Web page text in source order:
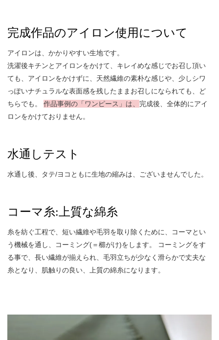
完成作品のアイロン使用について
アイロンは、かかりやすい生地です。
洗濯後キチンとアイロンをかけて、キレイめな感じでお召し頂い
ても、アイロンをかけずに、天然繊維の素朴な感じや、少しシワ
っぽいナチュラルな表面感を残したままお召しになられても、ど
ちらでも。 作品事例の「ワンピース」は、 完成後、全体的にアイ
ロンをかけておりません。
水通しテスト
水通し後、タテ/ヨコともに生地の縮みは、ございませんでした。
コーマ糸:上質な綿糸
糸を紡ぐ工程で、短い繊維や毛羽を取り除くために、コーマとい
う機械を通し、コーミング(＝櫛がけ)をします。 コーミングをす
る事で、長い繊維が揃えられ、毛羽立ちが少なく滑らかで丈夫な
糸となり、肌触りの良い、上質の綿糸になります。